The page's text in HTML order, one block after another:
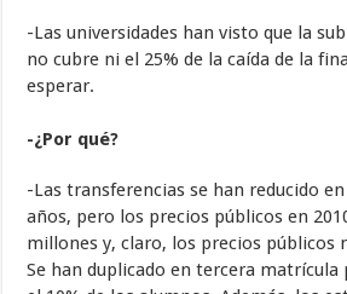
-Las universidades han visto que la
no cubre ni el 25% de la caída de la
esperar.
-¿Por qué?
-Las transferencias se han reducido
años, pero los precios públicos en
millones y, claro, los precios públicos
Se han duplicado en tercera matrícula